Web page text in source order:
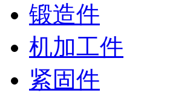
锻造件
机加工件
紧固件